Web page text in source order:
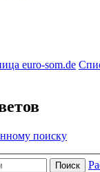
euro-som.de
поиску
Поиск